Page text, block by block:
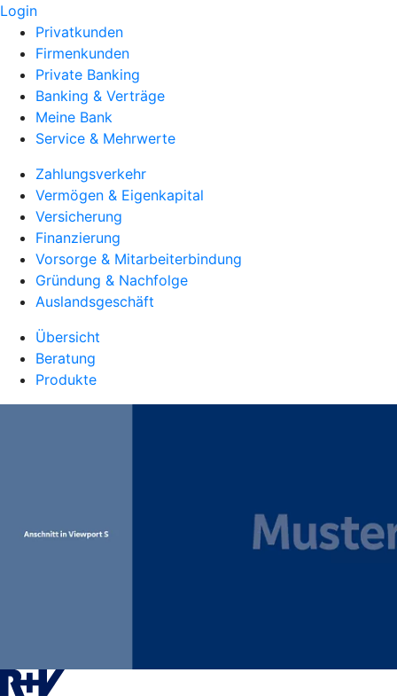
Login
Privatkunden
Firmenkunden
Private Banking
Banking & Verträge
Meine Bank
Service & Mehrwerte
Zahlungsverkehr
Vermögen & Eigenkapital
Versicherung
Finanzierung
Vorsorge & Mitarbeiterbindung
Gründung & Nachfolge
Auslandsgeschäft
Übersicht
Beratung
Produkte